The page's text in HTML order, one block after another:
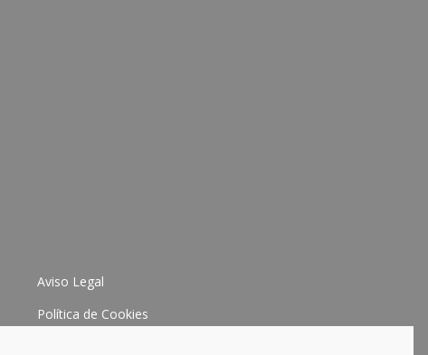
Aviso Legal
Política de Cookies